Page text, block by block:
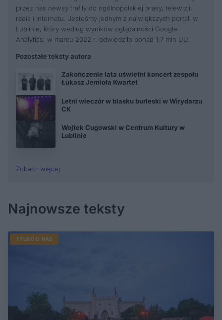
przez nas newsy trafiły do ogólnopolskiej prasy, telewizji,
radia i Internetu. Jesteśmy jednym z największych portali w
Lublinie, który według wyników oglądalności Google
Analytics, w marcu 2022 r. odwiedziło ponad 1,7 mln UU.
Pozostałe teksty autora
Zakończenie lata uświetni koncert zespołu
Łukasz Jemioła Kwartet
Letni wieczór w blasku burleski w Wirydarzu
CK
Wojtek Cugowski w Centrum Kultury w
Lublinie
Zobacz więcej
Najnowsze teksty
TYLKO U NAS